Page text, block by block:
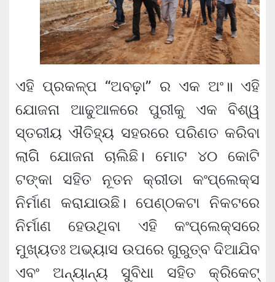
ଏହି ପ୍ରକଳ୍ପ “ଅବଢ଼ା” ର ଏକ ଅଂ॥ ଏହି
ଯୋଜନା ଆଢୁଆଳରେ ପୁରୀକୁ ଏକ ବିଶ୍ୱ
ସ୍ତରୀୟ ଐତିହ୍ୟ ସହରରେ ପରିଣତ କରିବା
ଲାଗିି ଯୋଜନା ଚାଲିଛି। ମୋଟ ୪୦ କୋଟି
ଟଙ୍କା ସହିତ ନୂତନ କ୍ରୀଡା କଂପ୍ଲେକ୍ସ
ନିର୍ମାଣ କରାଯାଉଛି। ପେଣ୍ଠକଟା ନିକଟରେ
ନିର୍ମାଣ ହେଉଥିବା ଏହି କଂପ୍ଲେକ୍ସରେ
ମୁଖ୍ୟତଃ ଅଭ୍ୟାସ ଉପରେ ଗୁରୁତ୍ବ ଦିଆଯିବ
ଏବଂ ଅନ୍ୟାନ୍ୟ ସୁବିଧା ସହିତ କ୍ରିକେଟ୍